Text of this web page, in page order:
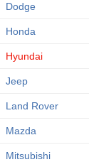
Dodge
Honda
Hyundai
Jeep
Land Rover
Mazda
Mitsubishi